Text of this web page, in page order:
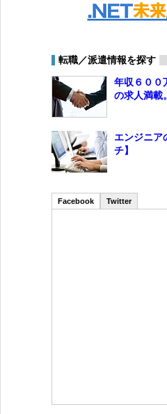
転職／派遣情報を探す
年収６００
の求人満載
エンジニア
チ】
Facebook Twitter